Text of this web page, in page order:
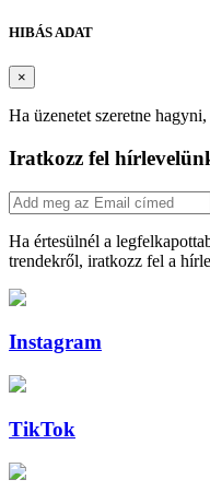
HIBÁS ADAT
×
Ha üzenetet szeretne
Iratkozz fel
Ha értesülnél a
trendekről, iratkozz fel a
Instagram
TikTok